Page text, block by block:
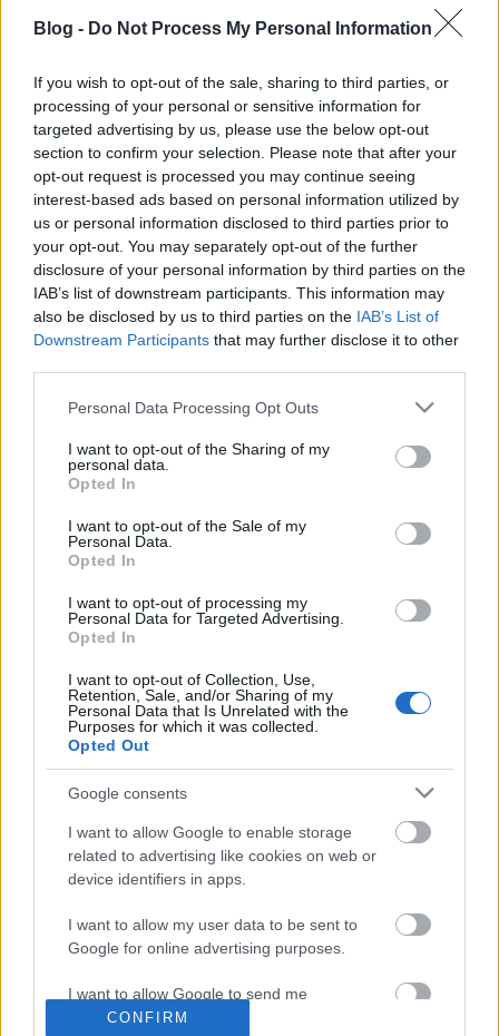
Blog - Do Not Process My Personal Information
If you wish to opt-out of the sale, sharing to third parties, or
processing of your personal or sensitive information for
targeted advertising by us, please use the below opt-out
section to confirm your selection. Please note that after your
opt-out request is processed you may continue seeing
interest-based ads based on personal information utilized by
us or personal information disclosed to third parties prior to
your opt-out. You may separately opt-out of the further
disclosure of your personal information by third parties on the
IAB’s list of downstream participants. This information may
also be disclosed by us to third parties on the IAB’s List of
Downstream Participants that may further disclose it to other
Please note that this website/app uses one or more Google
not limited to your visit or usage behaviour. You may click to
grant or deny consent to Google and its third-party tags to
use your data for below specified purposes in below Google
consent section.
Personal Data Processing Opt Outs
I want to opt-out of the Sharing of my
personal data.
Opted In
I want to opt-out of the Sale of my
Personal Data.
Opted In
I want to opt-out of processing my
Personal Data for Targeted Advertising.
Opted In
I want to opt-out of Collection, Use,
Retention, Sale, and/or Sharing of my
Personal Data that Is Unrelated with the
Purposes for which it was collected.
Opted Out
Google consents
I want to allow Google to enable storage
related to advertising like cookies on web or
device identifiers in apps.
I want to allow my user data to be sent to
Google for online advertising purposes.
I want to allow Google to send me
personalized advertising.
CONFIRM
64 éves korában elhunyt Scherer Péter Jászai Mari-
díjas színész, jelentette bea Nézőművészeti Kft.
Facebook-oldalán.
Scherer 1961-ben született, Szombathelyen
érettségizett, 1987-ben építőmérnöki diplomát
szerzett a Budapesti Műszaki Egyetemen. 1995-ben
színművész oklevelet kapott a Magyar
Színészkamarától.
Az elmúlt két évtizedben számos filmben és
sorozatban játszott, szerepelt többek között az RTL-
en futó Válótársak és Apatigris című szériákban is,
realityben is.
Fotó: RTL Sajtóklub
Címkék:Scherer Péter
Ajánlott bejegyzések:
Augusztus végén indul a Troll a
konyhában új évada
Alig pár hét, és újra lesznek híradók a
közmédiában